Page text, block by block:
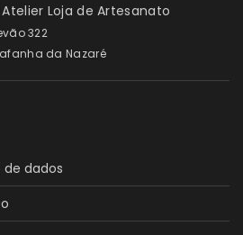
Loja de Artesanato
322
da Nazaré
dados